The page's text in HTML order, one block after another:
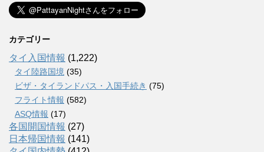
カテゴリー
タイ入国情報 (1,222)
タイ陸路国境 (35)
ビザ・タイランドパス・入国手続き (75)
フライト情報 (582)
ASQ情報 (17)
各国開国情報 (27)
日本帰国情報 (141)